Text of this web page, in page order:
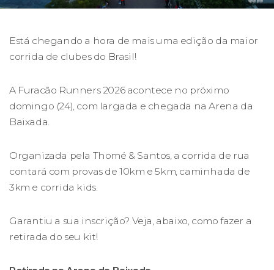
Está chegando a hora de mais uma edição da maior
corrida de clubes do Brasil!
A Furacão Runners 2026 acontece no próximo
domingo (24), com largada e chegada na Arena da
Baixada.
Organizada pela Thomé & Santos, a corrida de rua
contará com provas de 10km e 5km, caminhada de
3km e corrida kids.
Garantiu a sua inscrição? Veja, abaixo, como fazer a
retirada do seu kit!